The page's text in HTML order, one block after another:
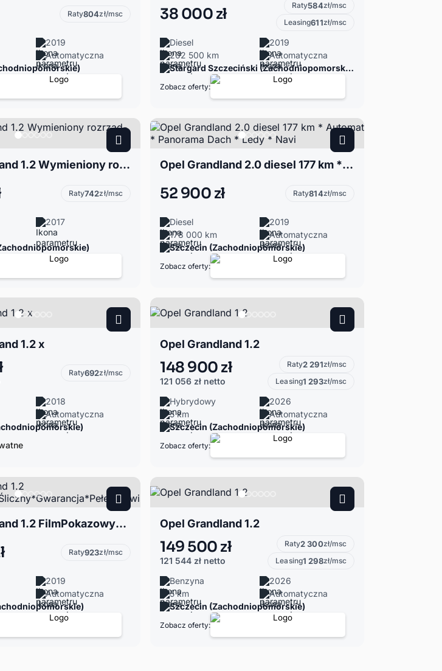
Raty804zł/msc
2019
Automatyczna
38 000 zł Raty584zł/msc
Leasing611zł/msc
Diesel
2019
202 500 km
Automatyczna
Stargard Szczeciński (Zachodniopomorskie)
Zobacz oferty:
Opel Grandland 1.2 Wymieniony rozrząd-filtry- oleje.
Raty742zł/msc
2017
Opel Grandland 2.0 diesel 177 km * Automat * Panorama Dach * Ledy * Navi
52 900 zł Raty814zł/msc
Diesel
2019
178 000 km
Automatyczna
Szczecin (Zachodniopomorskie)
Zobacz oferty:
1.2 x
Raty692zł/msc
2018
Automatyczna
Opel Grandland 1.2
148 900 zł
121 056 zł netto
Raty2 291zł/msc
Leasing1 293zł/msc
Hybrydowy
2026
5 km
Automatyczna
Szczecin (Zachodniopomorskie)
Zobacz oferty:
Opel Grandland 1.2 FilmPokazowy*Śliczny*Gwarancja*PełenSerwis
Raty923zł/msc
2019
Automatyczna
Opel Grandland 1.2
149 500 zł
121 544 zł netto
Raty2 300zł/msc
Leasing1 298zł/msc
Benzyna
2026
5 km
Automatyczna
Szczecin (Zachodniopomorskie)
Zobacz oferty: